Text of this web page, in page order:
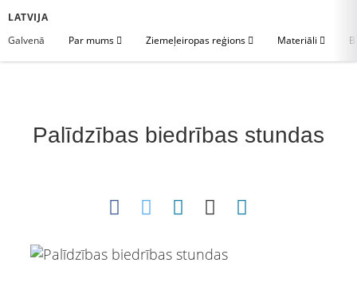
LATVIJA
Galvenā
Par mums Ziemeļeiropas reģions Materiāli
Palīdzības biedrības stundas